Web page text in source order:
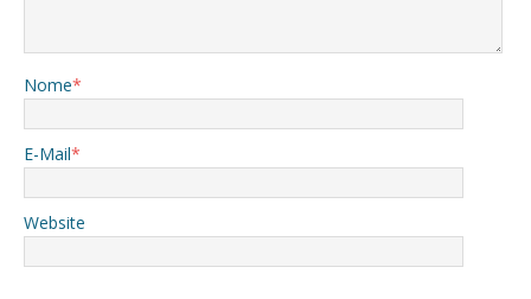
Nome*
E-Mail*
Website